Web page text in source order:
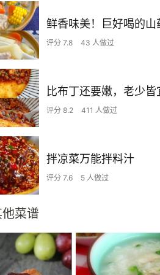
鲜香味美！巨好喝的山
评分 7.8 43 人做过
比布丁还要嫩，老少皆
评分 8.2 411 人做过
拌凉菜万能拌料汁
评分 7.6 5 人做过
菜谱